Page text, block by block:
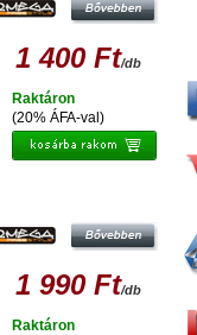
1 400 Ft/db
(20% ÁFA-val)
Raktáron
42141
1 990 Ft/db
Raktáron